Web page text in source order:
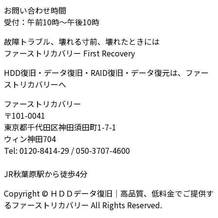
お問い合わせ時間
受付：午前10時～午後10時
故障トラブル、壊れる寸前、壊れたときには
ファーストリカバリー First Recovery
HDD復旧・データ復旧・RAID復旧・データ復元は、ファー
ストリカバリーへ
ファーストリカバリー
〒101-0041
東京都千代田区神田須田町1-7-1
ウィン神田704
Tel: 0120-8414-29 / 050-3707-4600
JR秋葉原駅から徒歩4分
Copyright © ＨＤＤデータ復旧｜高品質、低料金でご提供す
るファーストリカバリー All Rights Reserved.